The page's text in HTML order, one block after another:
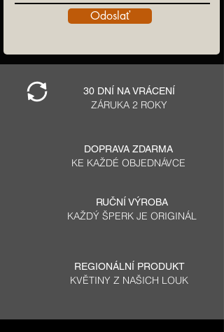
Odoslať
30 DNÍ NA VRÁCENÍ
ZÁRUKA 2 ROKY
DOPRAVA ZDARMA
KE KAŽDÉ OBJEDNÁVCE
RUČNÍ VÝROBA
KAŽDÝ ŠPERK JE ORIGINÁL
REGIONÁLNÍ PRODUKT
KVĚTINY Z NAŠICH LOUK